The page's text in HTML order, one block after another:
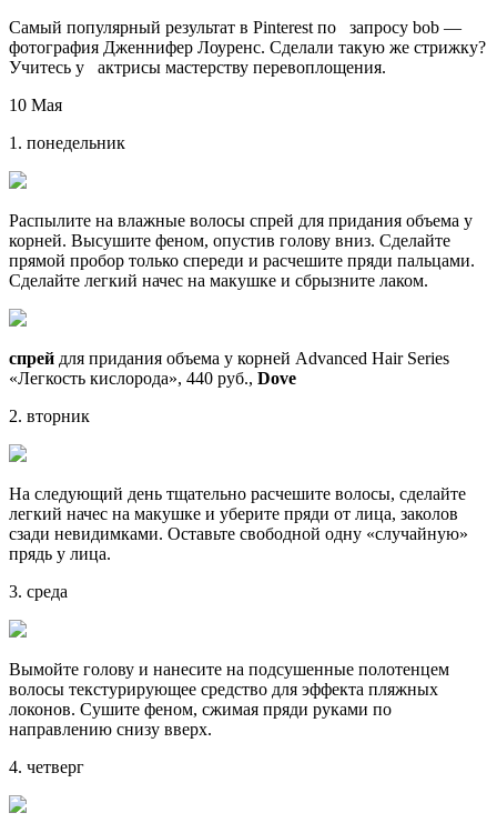
Самый популярный результат в Pinterest по запросу bob —
фотография Дженнифер Лоуренс. Сделали такую же стрижку?
Учитесь у актрисы мастерству перевоплощения.
10 Мая
1. понедельник
Распылите на влажные волосы спрей для придания объема у
корней. Высушите феном, опустив голову вниз. Сделайте
прямой пробор только спереди и расчешите пряди пальцами.
Сделайте легкий начес на макушке и сбрызните лаком.
спрей для придания объема у корней Advanced Hair Series
«Легкость кислорода», 440 руб., Dove
2. вторник
На следующий день тщательно расчешите волосы, сделайте
легкий начес на макушке и уберите пряди от лица, заколов
сзади невидимками. Оставьте свободной одну «случайную»
прядь у лица.
3. среда
Вымойте голову и нанесите на подсушенные полотенцем
волосы текстурирующее средство для эффекта пляжных
локонов. Сушите феном, сжимая пряди руками по
направлению снизу вверх.
4. четверг